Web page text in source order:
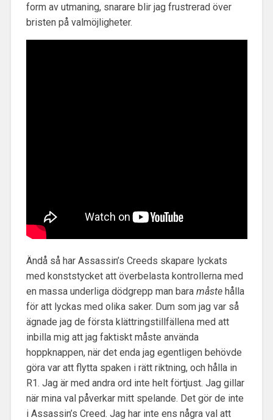
form av utmaning, snarare blir jag frustrerad över
bristen på valmöjligheter.
Ändå så har Assassin’s Creeds skapare lyckats
med konststycket att överbelasta kontrollerna med
en massa underliga dödgrepp man bara måstehålla
för att lyckas med olika saker. Dum som jag var så
ägnade jag de första klättringstillfällena med att
inbilla mig att jag faktiskt måste använda
hoppknappen, när det enda jag egentligen behövde
göra var att flytta spaken i rätt riktning, och hålla in
R1. Jag är med andra ord inte helt förtjust. Jag gillar
när mina val påverkar mitt spelande. Det gör de inte
i Assassin’s Creed. Jag har inte ens några val att